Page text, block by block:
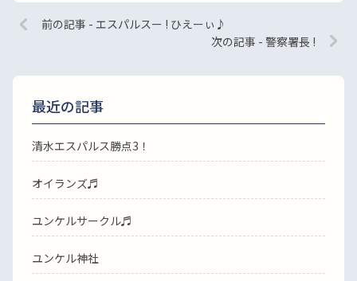
前の記事 - エスパルスー ! ひえーぃ♪
次の記事 - 警察署長 !
最近の記事
清水エスパルス勝点3！
オイランズ♬
ユンケルサークル♬
ユンケル神社